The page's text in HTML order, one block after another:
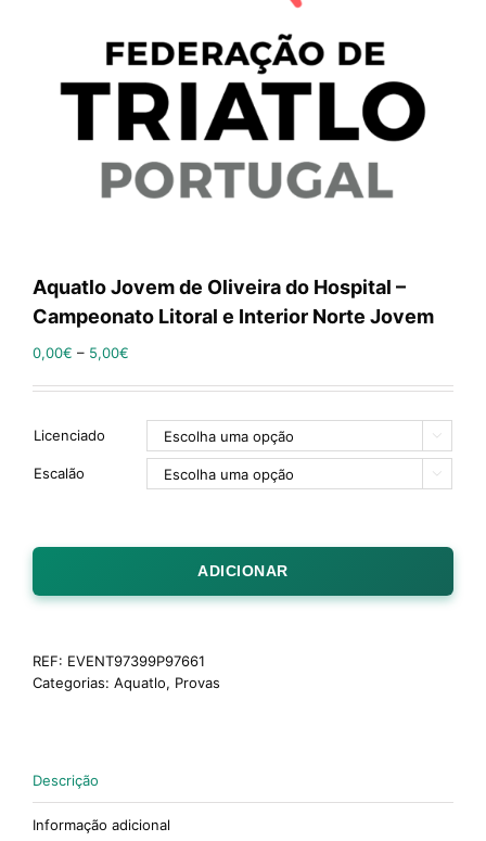
Aquatlo Jovem de Oliveira do Hospital –
Campeonato Litoral e Interior Norte Jovem
0,00€ – 5,00€
Licenciado 
Escalão 
ADICIONAR
REF: EVENT97399P97661
Categorias: Aquatlo, Provas
Descrição
Informação adicional